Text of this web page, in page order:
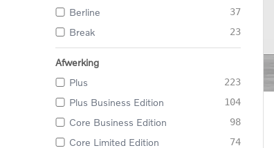
Berline 37
Break 23
Afwerking
Plus
223
Plus Business Edition 104
Core Business Edition 98
Core Limited Edition 74